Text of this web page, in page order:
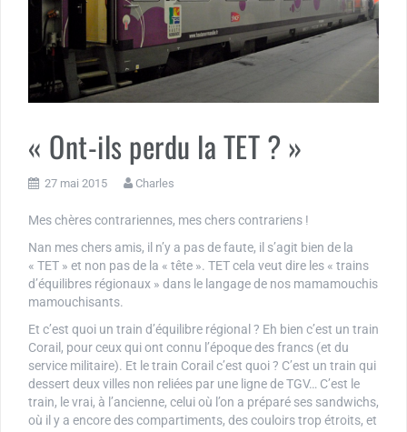
« Ont-ils perdu la TET ? »
27 mai 2015 Charles
Mes chères contrariennes, mes chers contrariens !
Nan mes chers amis, il n’y a pas de faute, il s’agit bien de la
« TET » et non pas de la « tête ». TET cela veut dire les « trains
d’équilibres régionaux » dans le langage de nos mamamouchis
mamouchisants.
Et c’est quoi un train d’équilibre régional ? Eh bien c’est un train
Corail, pour ceux qui ont connu l’époque des francs (et du
service militaire). Et le train Corail c’est quoi ? C’est un train qui
dessert deux villes non reliées par une ligne de TGV… C’est le
train, le vrai, à l’ancienne, celui où l’on a préparé ses sandwichs,
où il y a encore des compartiments, des couloirs trop étroits, et